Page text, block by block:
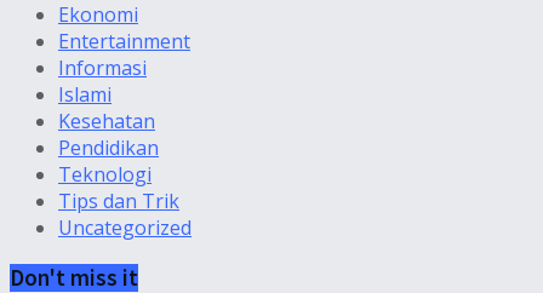
Ekonomi
Entertainment
Informasi
Islami
Kesehatan
Pendidikan
Teknologi
Tips dan Trik
Uncategorized
Don't miss it